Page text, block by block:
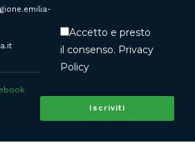
Accetto e presto
il consenso. Privacy
Policy